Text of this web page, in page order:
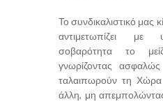
Το συνδικαλιστικό μας
αντιμετωπίζει με
σοβαρότητα το
γνωρίζοντας
ταλαιπωρούν τη
άλλη, μη